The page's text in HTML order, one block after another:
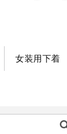
女装用下着